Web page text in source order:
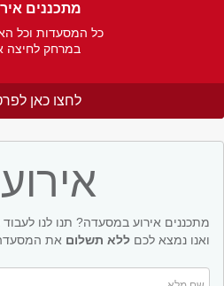
מתכננים
כל המסעדות וכל
במרחק לחיצה
לחצו כאן
מתכננים אירוע במסעדה? תנו לנו
ואנו נמצא לכם ללא תשלום את